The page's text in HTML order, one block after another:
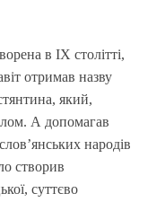
в IX столітті,
отримав назву
який,
А допомагав
народів
створив
суттєво